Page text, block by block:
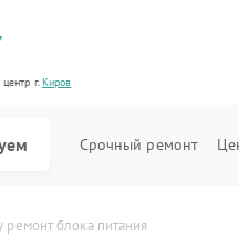
г.Киров
Срочный ремонт
блока питания